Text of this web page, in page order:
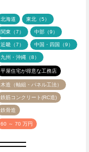
北海道 東北（5）
関東（7） 中部（9）
近畿（7） 中国・四国（9）
九州・沖縄（8）
平屋住宅が得意な工務店
木造（軸組・パネル工法）
鉄筋コンクリート(RC造)
鉄骨造
60 ～ 70 万円